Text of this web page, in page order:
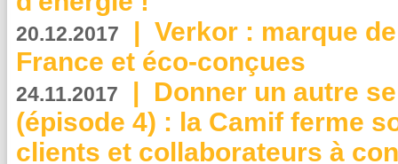
20.12.2017 | Verkor : marque
France et éco-conçues
24.11.2017 | Donner un autre
(épisode 4) : la Camif ferme
clients et collaborateurs à